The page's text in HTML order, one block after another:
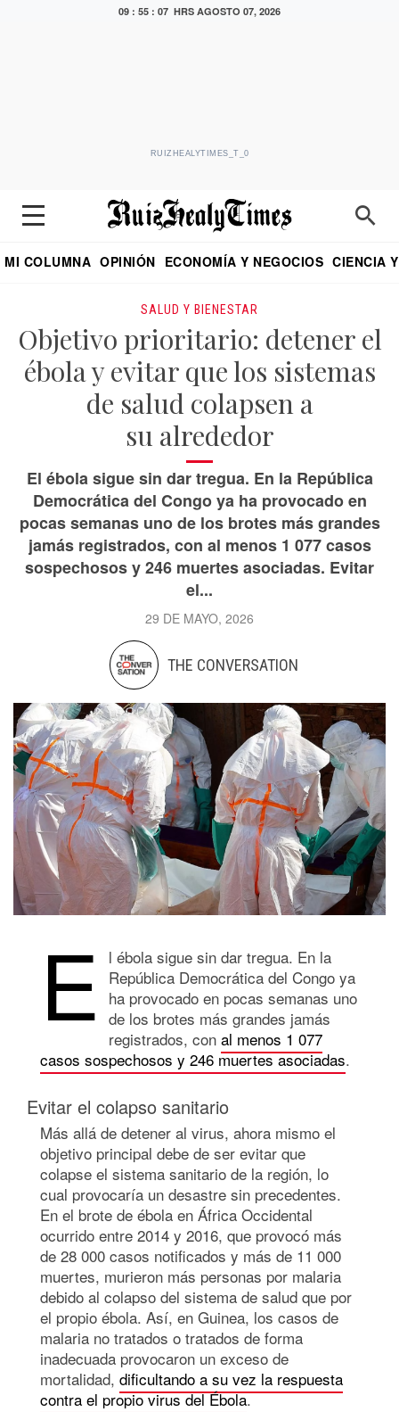
09 : 55 : 08 HRS AGOSTO 07, 2026
RUIZHEALYTIMES_T_0
MI COLUMNA OPINIÓN ECONOMÍA Y NEGOCIOS CIENCIA
SALUD Y BIENESTAR
Objetivo prioritario: detener el
ébola y evitar que los sistemas
de salud colapsen a
su alrededor
El ébola sigue sin dar tregua. En la República
Democrática del Congo ya ha provocado en
pocas semanas uno de los brotes más grandes
jamás registrados, con al menos 1 077 casos
sospechosos y 246 muertes asociadas. Evitar
el...
29 DE MAYO, 2026
THE CONVERSATION
E
l ébola sigue sin dar tregua. En la
República Democrática del Congo ya
ha provocado en pocas semanas uno
de los brotes más grandes jamás
registrados, con al menos 1 077
casos sospechosos y 246 muertes asociadas.
Evitar el colapso sanitario
Más allá de detener al virus, ahora mismo el
objetivo principal debe de ser evitar que
colapse el sistema sanitario de la región, lo
cual provocaría un desastre sin precedentes.
En el brote de ébola en África Occidental
ocurrido entre 2014 y 2016, que provocó más
de 28 000 casos notificados y más de 11 000
muertes, murieron más personas por malaria
debido al colapso del sistema de salud que por
el propio ébola. Así, en Guinea, los casos de
malaria no tratados o tratados de forma
inadecuada provocaron un exceso de
mortalidad, dificultando a su vez la respuesta
contra el propio virus del Ébola.